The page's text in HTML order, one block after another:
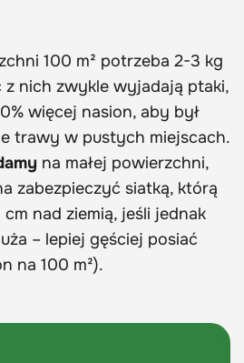
100 m² potrzeba 2-3 kg
z nich zwykle wyjadają ptaki,
więcej nasion, aby był
trawy w pustych miejscach.
na małej powierzchni,
zabezpieczyć siatką, którą
nad ziemią, jeśli jednak
– lepiej gęściej posiać
na 100 m²).